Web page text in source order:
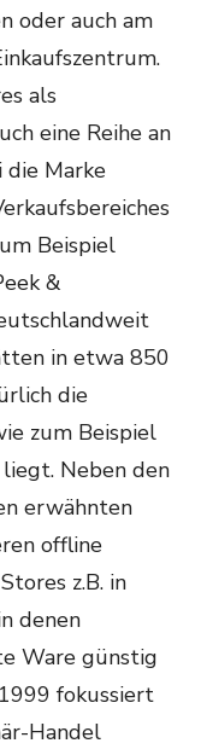
oder auch am
als
eine Reihe an
die Marke
Beispiel
&
in etwa 850
die
zum Beispiel
Neben den
erwähnten
offline
z.B. in
denen
Ware günstig
fokussiert
Handel